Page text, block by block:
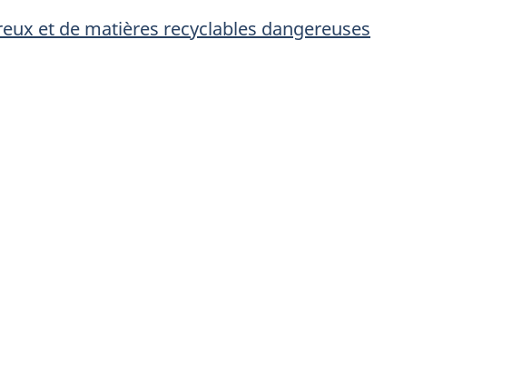
recyclables
et de matières recyclables dangereuses